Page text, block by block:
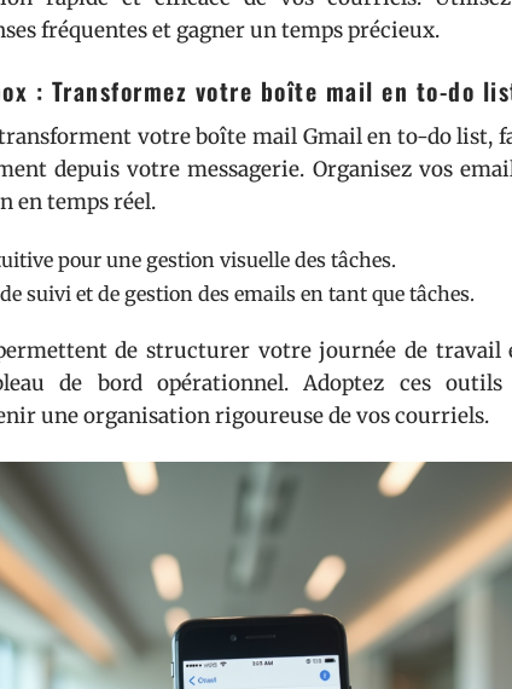
fréquentes et gagner un temps précieux.
: Transformez votre boîte mail en to-do
votre boîte mail Gmail en to-do list,
depuis votre messagerie. Organisez vos
en temps réel.
pour une gestion visuelle des tâches.
suivi et de gestion des emails en tant que tâches.
de structurer votre journée de
de bord opérationnel. Adoptez ces
une organisation rigoureuse de vos courriels.